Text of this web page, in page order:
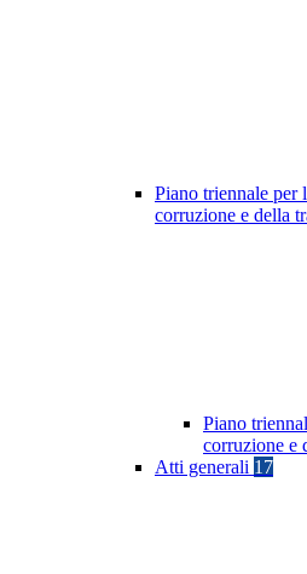
Piano triennale per
corruzione e della
Piano
corruzione e
Atti generali 17